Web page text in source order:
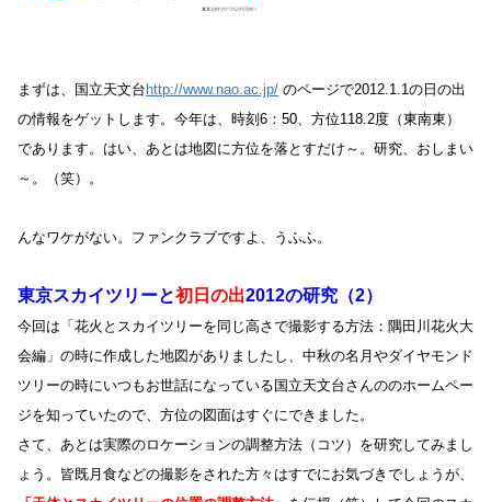
まずは、国立天文台 http://www.nao.ac.jp/ のページで2012.1.1の日の出
の情報をゲットします。今年は、時刻6：50、方位118.2度（東南東）
であります。はい、あとは地図に方位を落とすだけ～。研究、おしまい
～。（笑）。
んなワケがない。ファンクラブですよ、うふふ。
東京スカイツリーと初日の出2012の研究（2）
今回は「花火とスカイツリーを同じ高さで撮影する方法：隅田川花火大
会編」の時に作成した地図がありましたし、中秋の名月やダイヤモンド
ツリーの時にいつもお世話になっている国立天文台さんののホームペー
ジを知っていたので、方位の図面はすぐにできました。
さて、あとは実際のロケーションの調整方法（コツ）を研究してみまし
ょう。皆既月食などの撮影をされた方々はすでにお気づきでしょうが、